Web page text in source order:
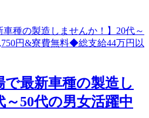
で最新車種の製造し
～50代の男女活躍中